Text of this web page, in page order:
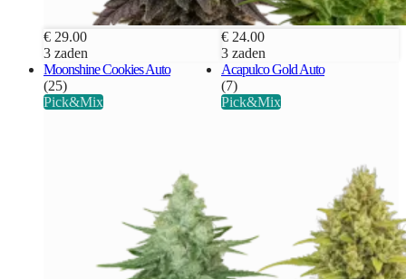
€ 29.00
3 zaden
€ 24.00
3 zaden
Moonshine Cookies Auto
(25)
Pick&Mix
Acapulco Gold Auto
(7)
Pick&Mix